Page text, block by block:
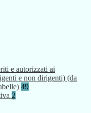
e autorizzati ai
e non dirigenti) (da
49
2